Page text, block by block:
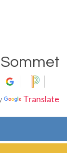
Translate